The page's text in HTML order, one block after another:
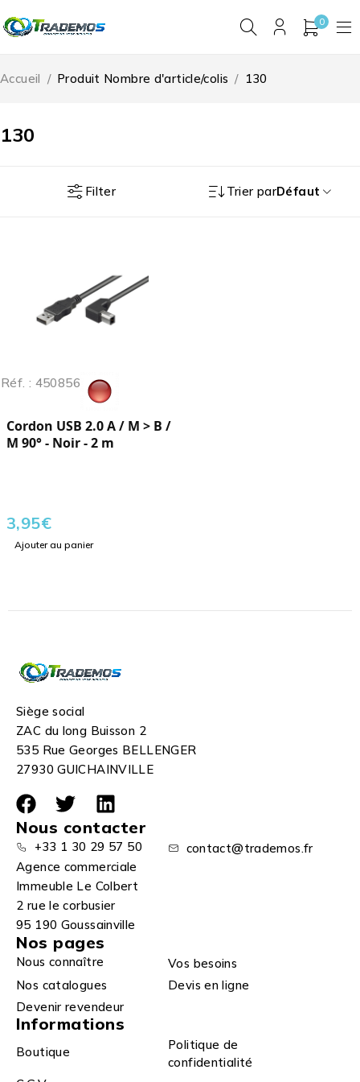
0
130
Accueil / Produit Nombre d'article/colis / 130
Filter Trier parDéfaut
Réf. : 450856
Cordon USB 2.0 A / M > B /
M 90° - Noir - 2 m
3,95€
Ajouter au panier
Siège social
ZAC du long Buisson 2
535 Rue Georges BELLENGER
27930 GUICHAINVILLE
Nous contacter
+33 1 30 29 57 50
contact@trademos.fr
Agence commerciale
Immeuble Le Colbert
2 rue le corbusier
95 190 Goussainville
Nos pages
Nous connaître
Vos besoins
Nos catalogues
Devis en ligne
Devenir revendeur
Informations
Boutique
Politique de
confidentialité